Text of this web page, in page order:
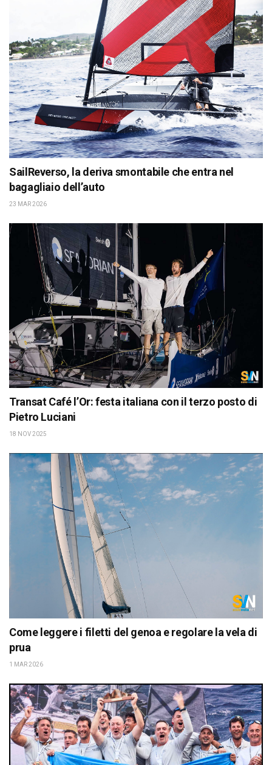
SailReverso, la deriva smontabile che entra nel
bagagliaio dell’auto
23 MAR 2026
Transat Café l’Or: festa italiana con il terzo posto di
Pietro Luciani
18 NOV 2025
Come leggere i filetti del genoa e regolare la vela di
prua
1 MAR 2026